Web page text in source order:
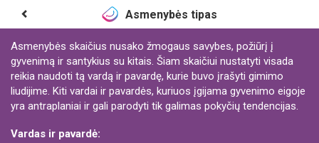
Asmenybės tipas
Asmenybės skaičius nusako žmogaus savybes, požiūrį į
gyvenimą ir santykius su kitais. Šiam skaičiui nustatyti visada
reikia naudoti tą vardą ir pavardę, kurie buvo įrašyti gimimo
liudijime. Kiti vardai ir pavardės, kuriuos įgijama gyvenimo eigoje
yra antraplaniai ir gali parodyti tik galimas pokyčių tendencijas.
Vardas ir pavardė: